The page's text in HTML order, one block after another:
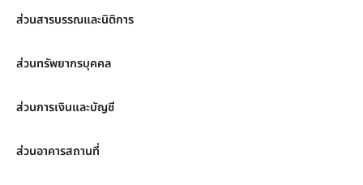
ส่วนสารบรรณและนิติการ
ส่วนทรัพยากรบุคคล
ส่วนการเงินและบัญชี
ส่วนอาคารสถานที่